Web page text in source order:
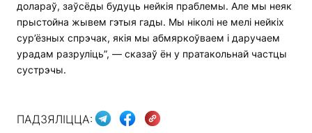
долараў, заўсёды будуць нейкія праблемы. Але мы неяк
прыстойна жывем гэтыя гады. Мы ніколі не мелі нейкіх
сур’ёзных спрэчак, якія мы абмяркоўваем і даручаем
урадам разруліць”, — сказаў ён у пратакольнай частцы
сустрэчы.
ПАДЗЯЛІЦЦА: